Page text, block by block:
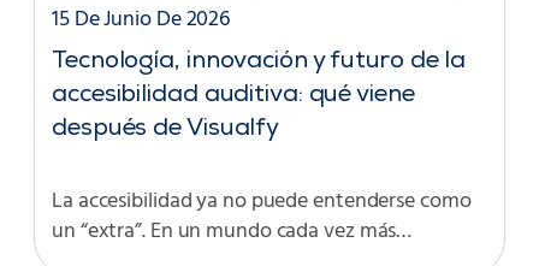
Tecnología, innovación y futuro de la
accesibilidad auditiva: qué viene
después de Visualfy
15 De Junio De 2026
La accesibilidad ya no puede entenderse como
un “extra”. En un mundo cada vez más…